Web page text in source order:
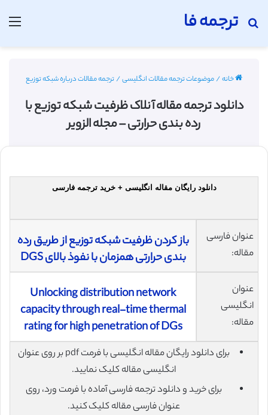
ترجمه فا
جستجو برای
خانه/موضوعات ترجمه مقالات انگلیسی/ترجمه مقالات درباره شبکه توزیع
دانلود ترجمه مقاله آنلاک ظرفیت شبکه توزیع با
رده ‌بندی حرارتی – مجله الزویر
دانلود رایگان مقاله انگلیسی + خرید ترجمه فارسی
عنوان فارسی
مقاله:
باز کردن ظرفیت شبکه توزیع از طریق رده
‌بندی حرارتی همزمان با نفوذ بالای DGS
عنوان
انگلیسی
مقاله:
Unlocking distribution network
capacity through real-time thermal
rating for high penetration of DGs
برای دانلود رایگان مقاله انگلیسی با فرمت pdf بر روی عنوان
انگلیسی مقاله کلیک نمایید.
برای خرید و دانلود ترجمه فارسی آماده با فرمت ورد، روی
عنوان فارسی مقاله کلیک کنید.